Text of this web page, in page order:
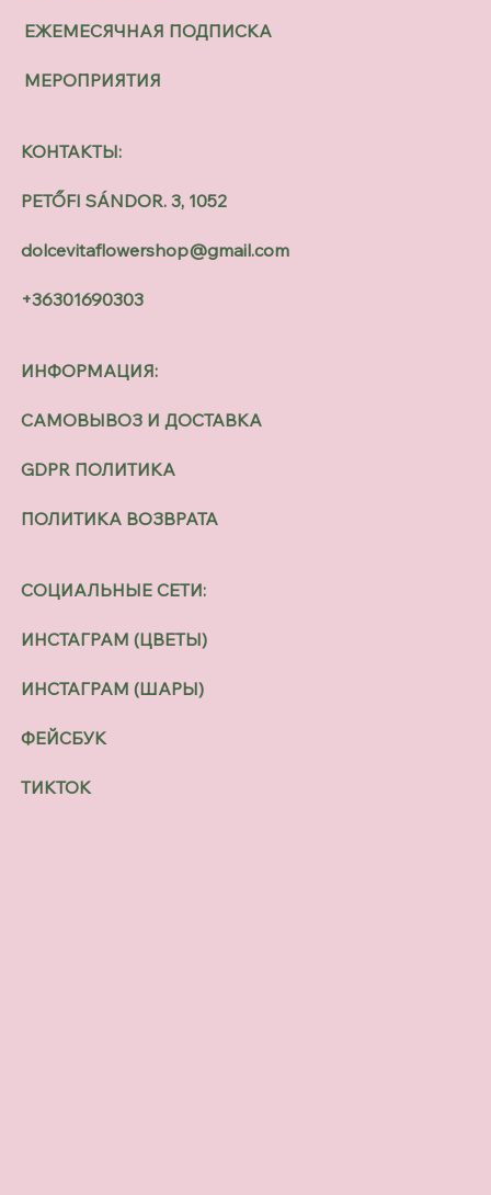
ЕЖЕМЕСЯЧНАЯ ПОДПИСКА
МЕРОПРИЯТИЯ
ИНФОРМАЦИЯ:
САМОВЫВОЗ И ДОСТАВКА
GDPR ПОЛИТИКА
ПОЛИТИКА ВОЗВРАТА
СОЦИАЛЬНЫЕ СЕТИ:
ИНСТАГРАМ (ЦВЕТЫ)
ИНСТАГРАМ (ШАРЫ)
ФЕЙСБУК
ТИКТОК
КОНТАКТЫ:
PETŐFI SÁNDOR. 3, 1052
dolcevitaflowershop@gmail.com
+36301690303